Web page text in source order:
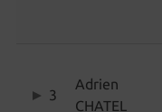
3
Adrien
CHATEL